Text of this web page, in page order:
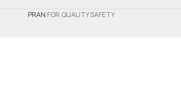
PRAN FOR QUALITY SAFETY